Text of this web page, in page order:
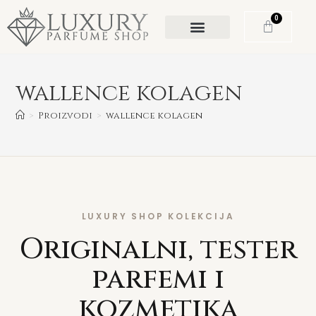
0
wallence kolagen
> Proizvodi > wallence kolagen
LUXURY SHOP KOLEKCIJA
Originalni, tester
parfemi i